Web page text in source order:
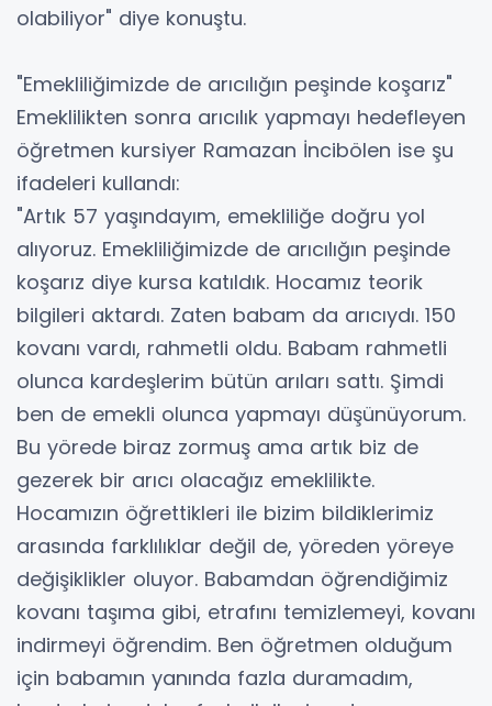
olabiliyor" diye konuştu.
"Emekliliğimizde de arıcılığın peşinde koşarız"
Emeklilikten sonra arıcılık yapmayı hedefleyen
öğretmen kursiyer Ramazan İncibölen ise şu
ifadeleri kullandı:
"Artık 57 yaşındayım, emekliliğe doğru yol
alıyoruz. Emekliliğimizde de arıcılığın peşinde
koşarız diye kursa katıldık. Hocamız teorik
bilgileri aktardı. Zaten babam da arıcıydı. 150
kovanı vardı, rahmetli oldu. Babam rahmetli
olunca kardeşlerim bütün arıları sattı. Şimdi
ben de emekli olunca yapmayı düşünüyorum.
Bu yörede biraz zormuş ama artık biz de
gezerek bir arıcı olacağız emeklilikte.
Hocamızın öğrettikleri ile bizim bildiklerimiz
arasında farklılıklar değil de, yöreden yöreye
değişiklikler oluyor. Babamdan öğrendiğimiz
kovanı taşıma gibi, etrafını temizlemeyi, kovanı
indirmeyi öğrendim. Ben öğretmen olduğum
için babamın yanında fazla duramadım,